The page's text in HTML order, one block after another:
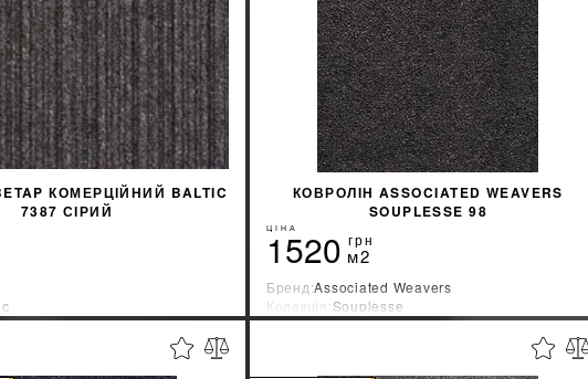
КОМЕРЦІЙНИЙ BALTIC
7387 СІРИЙ
Бельгия
%
КОВРОЛІН ASSOCIATED WEAVERS
SOUPLESSE 98
ЦІНА
1520 грн
м2
Бренд:Associated Weavers
Колекція:Souplesse
Країна-виробник:Бельгия
%